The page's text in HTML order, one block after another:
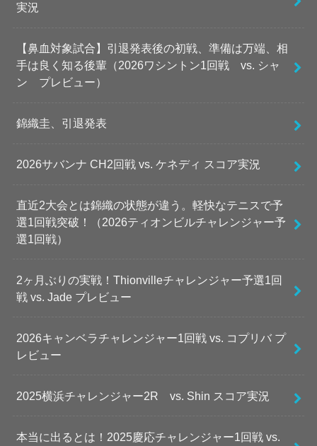
実況
【鼻血対象試合】引退発表後の初戦、準備は万端、相
手は良く知る後輩（2026ワシントン1回戦 vs. シャ
ン プレビュー）
錦織圭、引退発表
2026サバンナ CH2回戦 vs. ケネディ スコア実況
直近2大会とは錦織の状態が違う。軽快なテニスで予
選1回戦突破！（2026ティオンビルチャレンジャー予
選1回戦）
2ヶ月ぶりの実戦！Thionvilleチャレンジャー予選1回
戦 vs. Jade プレビュー
2026キャンベラチャレンジャー1回戦 vs. コプリバ プ
レビュー
2025横浜チャレンジャー2R vs. Shin スコア実況
本当に出るとは！2025慶応チャレンジャー1回戦 vs.